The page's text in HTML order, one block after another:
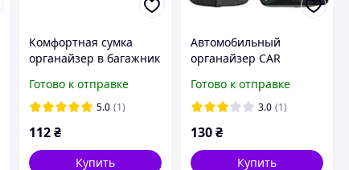
Комфортная сумка
органайзер в багажник
хранения вещей и
продуктов FM227
Готово к отправке
5.0 (1)
112 ₴
Купить
Автомобильный
органайзер CAR
Готово к отправке
3.0 (1)
130₴
Купить